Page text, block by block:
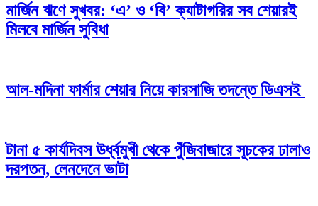
মার্জিন ঋণে সুখবর: ‘এ’ ও ‘বি’ ক্যাটাগরির সব শেয়ারই
মিলবে মার্জিন সুবিধা
আল-মদিনা ফার্মার শেয়ার নিয়ে কারসাজি তদন্তে ডিএসই
টানা ৫ কার্যদিবস ঊর্ধ্বমুখী থেকে পুঁজিবাজারে সূচকের ঢালাও
দরপতন, লেনদেনে ভাটা